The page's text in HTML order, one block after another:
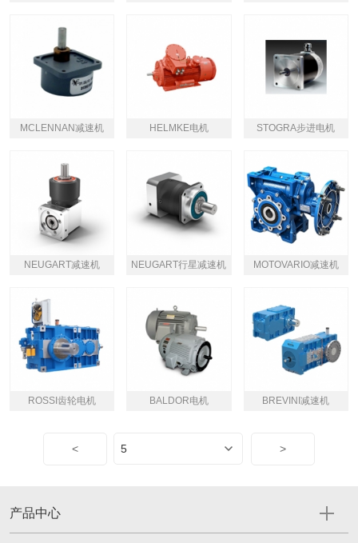
MCLENNAN减速机 HELMKE电机 STOGRA步进电机
NEUGART减速机 NEUGART行星减速机 MOTOVARIO减速机
ROSSI齿轮电机 BALDOR电机 BREVINI减速机
< >
产品中心